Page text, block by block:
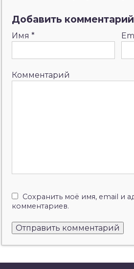
Добавить комментарий
Имя *
Комментарий
Сохранить моё имя, email и
комментариев.